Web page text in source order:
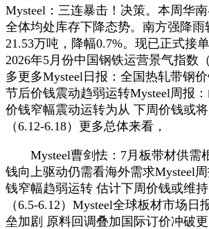
Mysteel：三连暴击！决策。本周华
全体均处库存下降态势。南方强降雨
21.53万吨，降幅0.7%。现已正式接
2026年5月份中国钢铁运营景气指数
多更多Mysteel日报：全国热轧带钢
节后价钱震动趋弱运转Mysteel周报
价钱窄幅震动运转为从 下周价钱或
（6.12-6.18）更多总体来看，
Mysteel曹剑怯：7月板带材供需
钱向上驱动仍需看海外需求Mysteel
钱窄幅趋弱运转 估计下周价钱或维
（6.5-6.12）Mysteel全球板材市场日
垒加剧 原料回调叠加国际订价冲破更